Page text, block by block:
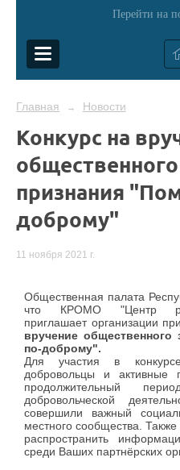
Перейти на
Главная → Новости
Конкурс на
общественного
признания
доброму"
11 ноября 2021 г.
Общественная палата
что КРОМО "Центр
приглашает организации
вручение
по-доброму".
Для участия в
добровольцы и активные
продолжительный
добровольческой
совершили важный
местного сообщества.
распространить
среди Ваших партнёрских